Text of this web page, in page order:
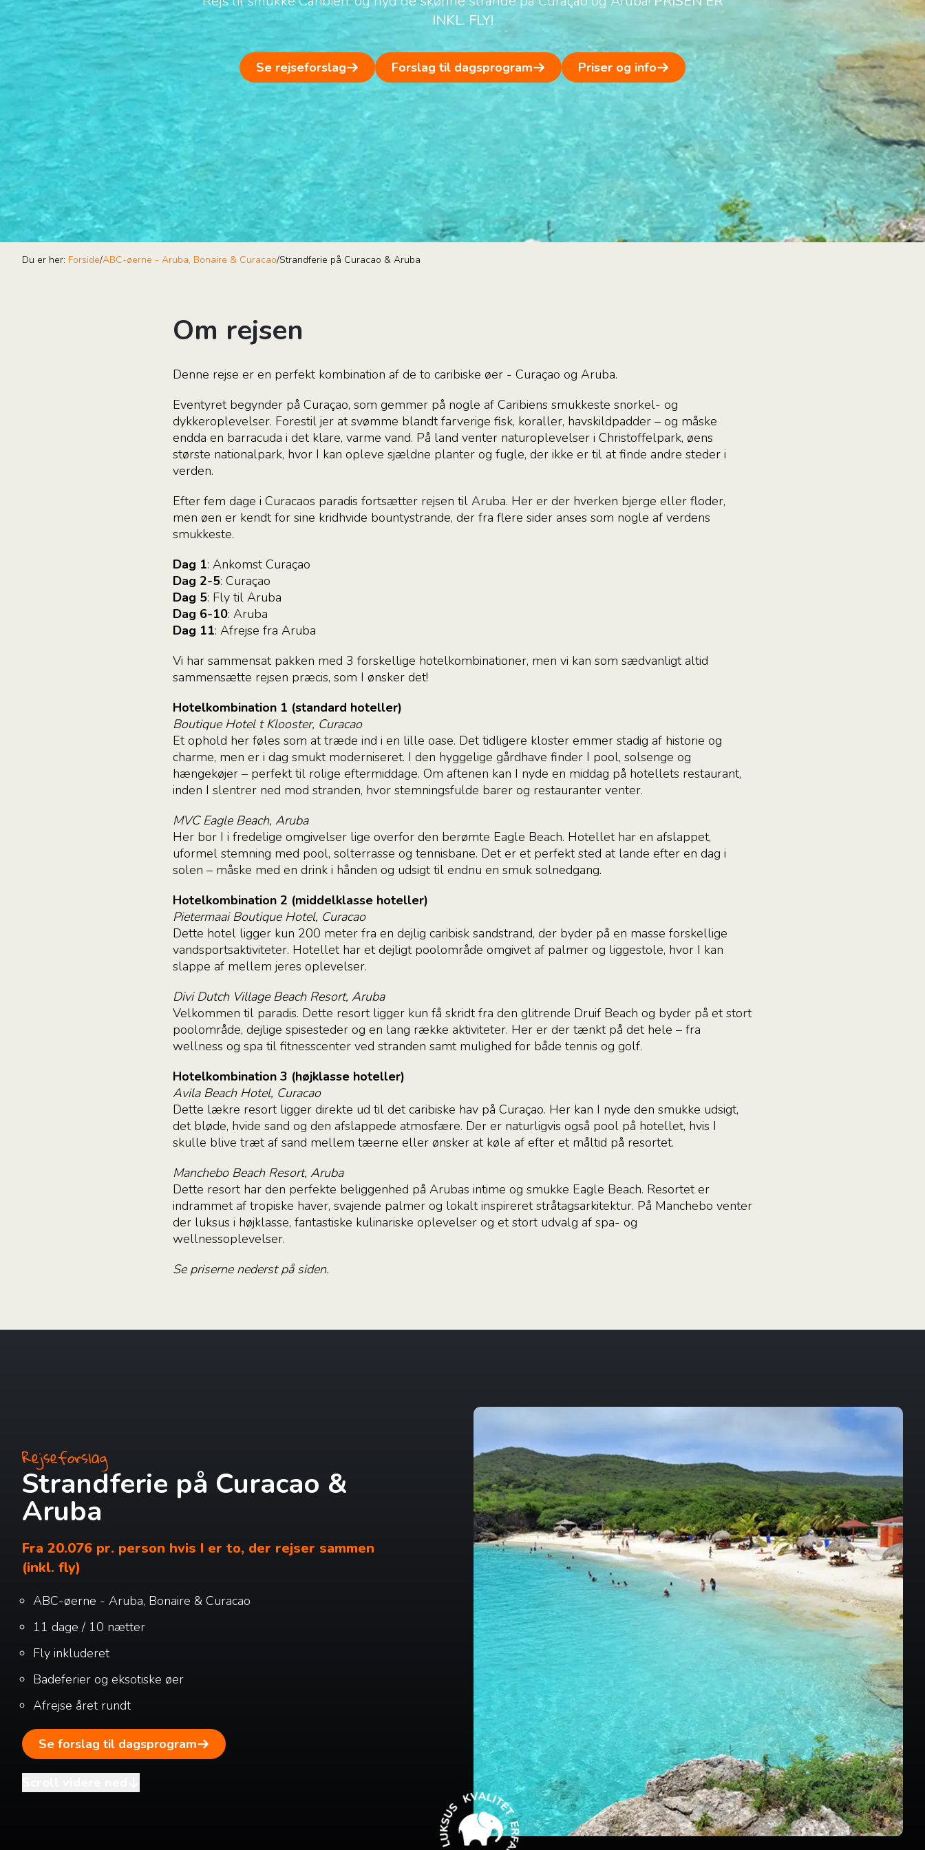
INKL. FLY!
Se rejseforslag Forslag til dagsprogram Priser og info
Du er her: Forside/ABC-øerne - Aruba, Bonaire & Curacao/Strandferie på Curacao & Aruba
Om rejsen
Denne rejse er en perfekt kombination af de to caribiske øer - Curaçao og Aruba.
Eventyret begynder på Curaçao, som gemmer på nogle af Caribiens smukkeste snorkel- og
dykkeroplevelser. Forestil jer at svømme blandt farverige fisk, koraller, havskildpadder – og måske
endda en barracuda i det klare, varme vand. På land venter naturoplevelser i Christoffelpark, øens
største nationalpark, hvor I kan opleve sjældne planter og fugle, der ikke er til at finde andre steder i
verden.
Efter fem dage i Curacaos paradis fortsætter rejsen til Aruba. Her er der hverken bjerge eller floder,
men øen er kendt for sine kridhvide bountystrande, der fra flere sider anses som nogle af verdens
smukkeste.
Dag 1: Ankomst Curaçao
Dag 2-5: Curaçao
Dag 5: Fly til Aruba
Dag 6-10: Aruba
Dag 11: Afrejse fra Aruba
Vi har sammensat pakken med 3 forskellige hotelkombinationer, men vi kan som sædvanligt altid
sammensætte rejsen præcis, som I ønsker det!
Hotelkombination 1 (standard hoteller)
Boutique Hotel t Klooster, Curacao
Et ophold her føles som at træde ind i en lille oase. Det tidligere kloster emmer stadig af historie og
charme, men er i dag smukt moderniseret. I den hyggelige gårdhave finder I pool, solsenge og
hængekøjer – perfekt til rolige eftermiddage. Om aftenen kan I nyde en middag på hotellets restaurant,
inden I slentrer ned mod stranden, hvor stemningsfulde barer og restauranter venter.
MVC Eagle Beach, Aruba
Her bor I i fredelige omgivelser lige overfor den berømte Eagle Beach. Hotellet har en afslappet,
uformel stemning med pool, solterrasse og tennisbane. Det er et perfekt sted at lande efter en dag i
solen – måske med en drink i hånden og udsigt til endnu en smuk solnedgang.
Hotelkombination 2 (middelklasse hoteller)
Pietermaai Boutique Hotel, Curacao
Dette hotel ligger kun 200 meter fra en dejlig caribisk sandstrand, der byder på en masse forskellige
vandsportsaktiviteter. Hotellet har et dejligt poolområde omgivet af palmer og liggestole, hvor I kan
slappe af mellem jeres oplevelser.
Divi Dutch Village Beach Resort, Aruba
Velkommen til paradis. Dette resort ligger kun få skridt fra den glitrende Druif Beach og byder på et stort
poolområde, dejlige spisesteder og en lang række aktiviteter. Her er der tænkt på det hele – fra
wellness og spa til fitnesscenter ved stranden samt mulighed for både tennis og golf.
Hotelkombination 3 (højklasse hoteller)
Avila Beach Hotel, Curacao
Dette lækre resort ligger direkte ud til det caribiske hav på Curaçao. Her kan I nyde den smukke udsigt,
det bløde, hvide sand og den afslappede atmosfære. Der er naturligvis også pool på hotellet, hvis I
skulle blive træt af sand mellem tæerne eller ønsker at køle af efter et måltid på resortet.
Manchebo Beach Resort, Aruba
Dette resort har den perfekte beliggenhed på Arubas intime og smukke Eagle Beach. Resortet er
indrammet af tropiske haver, svajende palmer og lokalt inspireret stråtagsarkitektur. På Manchebo venter
der luksus i højklasse, fantastiske kulinariske oplevelser og et stort udvalg af spa- og
wellnessoplevelser.
Se priserne nederst på siden.
Rejseforslag
Strandferie på Curacao &
Aruba
Fra 20.076 pr. person hvis I er to, der rejser sammen
(inkl. fly)
ABC-øerne - Aruba, Bonaire & Curacao
11 dage / 10 nætter
Fly inkluderet
Badeferier og eksotiske øer
Afrejse året rundt
Se forslag til dagsprogram